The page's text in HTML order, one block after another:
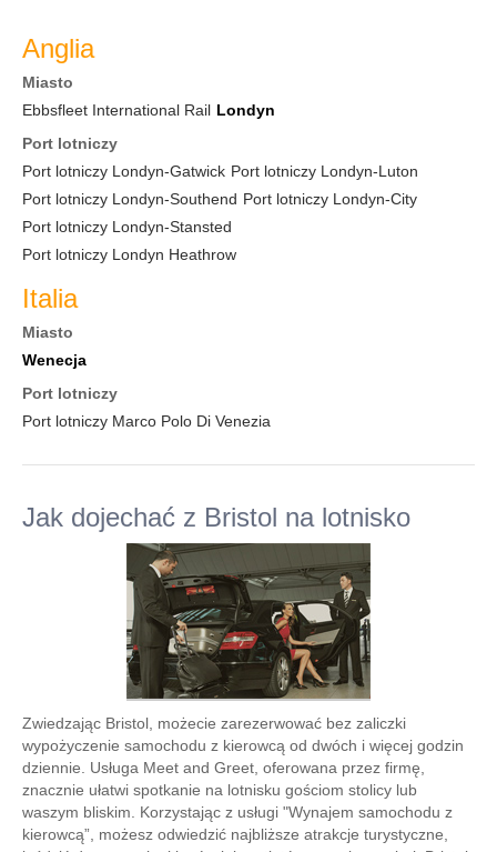
Anglia
Miasto
Ebbsfleet International Rail Londyn
Port lotniczy
Port lotniczy Londyn-Gatwick Port lotniczy Londyn-Luton
Port lotniczy Londyn-Southend Port lotniczy Londyn-City
Port lotniczy Londyn-Stansted
Port lotniczy Londyn Heathrow
Italia
Miasto
Wenecja
Port lotniczy
Port lotniczy Marco Polo Di Venezia
Jak dojechać z Bristol na lotnisko
Zwiedzając Bristol, możecie zarezerwować bez zaliczki
wypożyczenie samochodu z kierowcą od dwóch i więcej godzin
dziennie. Usługa Meet and Greet, oferowana przez firmę,
znacznie ułatwi spotkanie na lotnisku gościom stolicy lub
waszym bliskim. Korzystając z usługi "Wynajem samochodu z
kierowcą”, możesz odwiedzić najbliższe atrakcje turystyczne,